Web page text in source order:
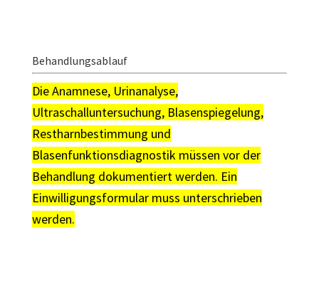
Behandlungsablauf
Die Anamnese, Urinanalyse,
Ultraschalluntersuchung, Blasenspiegelung,
Restharnbestimmung und
Blasenfunktionsdiagnostik müssen vor der
Behandlung dokumentiert werden. Ein
Einwilligungsformular muss unterschrieben
werden.